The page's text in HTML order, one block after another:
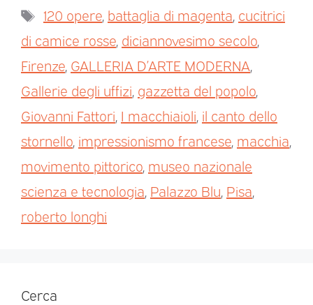
120 opere battaglia di magenta cucitrici
di camice rosse diciannovesimo secolo
Firenze GALLERIA D’ARTE MODERNA
Gallerie degli uffizi gazzetta del popolo
Giovanni Fattori I macchiaioli il canto dello
stornello impressionismo francese macchia
movimento pittorico museo nazionale
scienza e tecnologia Palazzo Blu Pisa
roberto longhi
Cerca